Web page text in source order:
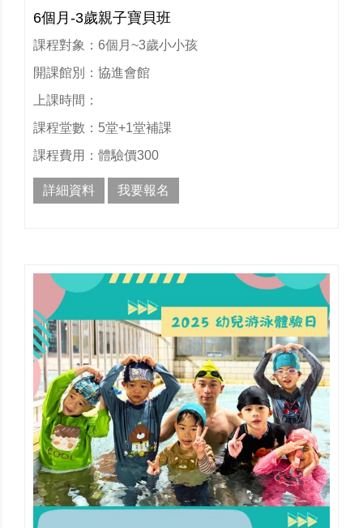
6個月-3歲親子寶貝班
課程對象：6個月~3歲小小孩
開課館別：協進會館
上課時間：
課程堂數：5堂+1堂補課
課程費用：體驗價300
詳細資料 我要報名